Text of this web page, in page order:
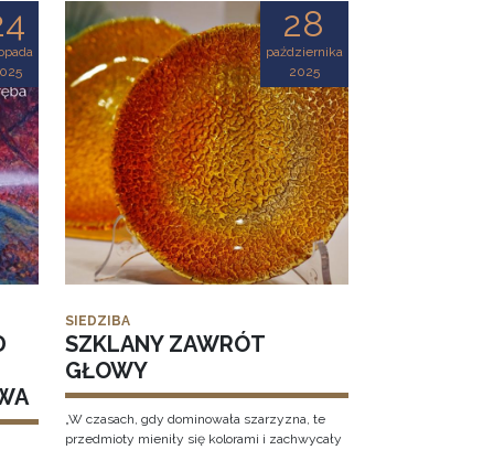
28
października
2025
SIEDZIBA
SZKLANY ZAWRÓT
GŁOWY
„W czasach, gdy dominowała szarzyzna, te
przedmioty mieniły się kolorami i zachwycały